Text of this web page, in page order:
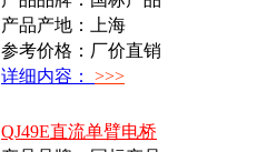
产品产地：上海
参考价格：厂价直销
详细内容： >>>
QJ49E直流单臂电桥